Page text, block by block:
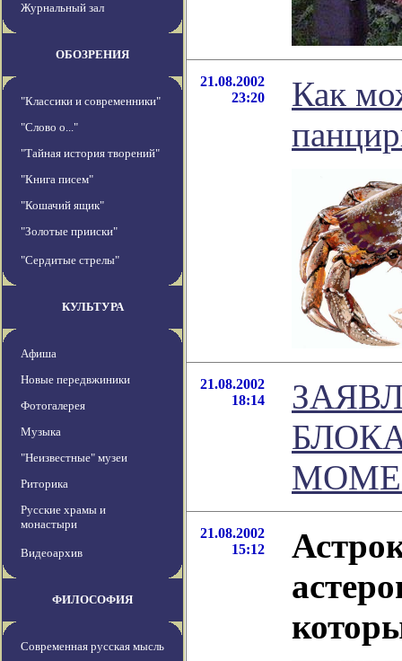
Журнальный зал
ОБОЗРЕНИЯ
"Классики и современники"
"Слово о..."
"Тайная история творений"
"Книга писем"
"Кошачий ящик"
"Золотые прииски"
"Сердитые стрелы"
КУЛЬТУРА
Афиша
Новые передвжиники
Фотогалерея
Музыка
"Неизвестные" музеи
Риторика
Русские храмы и
монастыри
Видеоархив
ФИЛОСОФИЯ
Современная русская мысль
21.08.2002
23:20
Как
21.08.2002
18:14
21.08.2002
15:12